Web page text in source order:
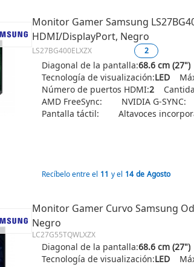
Monitor Gamer Samsung
HDMI/DisplayPort, Negro
LS27BG400ELXZX 2
Diagonal de la pantalla:68.6 cm (27")
Tecnología de visualización:LED
Número de puertos HDMI:2
AMD FreeSync:
NVIDIA G-SYNC:
Pantalla táctil:
Altavoces
Recíbelo entre el 11 y el 14 de Agosto
Monitor Gamer Curvo Samsung
Negro
LC27G55TQWLXZX
Diagonal de la pantalla:68.6 cm (27")
Tecnología de visualización:LED